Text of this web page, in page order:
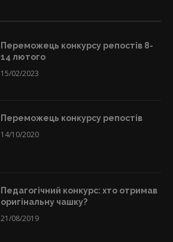
Переможець конкурсу репостів 8-
14 лютого
15/02/2023
Переможець конкурсу репостів
14/10/2020
Педагогічний конкурс: хто отримав
оригінальну чашку?
21/08/2019